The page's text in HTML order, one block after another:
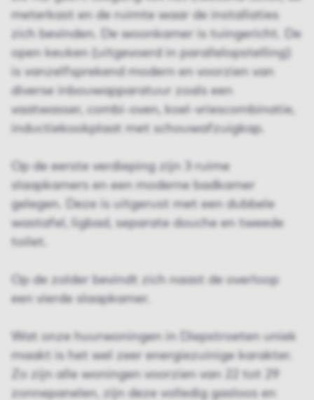
meterkast en de ruimte waar de installaties
zich bevinden. De woonkamer is tuingericht. De
open keuken (uitgevoerd in parallelopstelling)
is vanzelfsprekend modern en voorzien van
diverse inbouwapparatuur zoals een
vaatwasser, combi-oven, koel-vriescombinatie,
inductiekookplaat met schouwafzuigkap.
Op de eerste verdieping zijn 3 ruime
slaapkamers en een moderne badkamer
gelegen. Deze is uitgerust met een dubbele
wastafel, ligbad, separate douche en tweede
toilet.
Op de zolder bevindt zich naast de overloop
een vierde slaapkamer.
Wat onze huurwoningen in Diepstroeten uniek
maakt is het wel zeer energiezuinige karakter.
Zo zijn alle woningen voorzien van 22 tot 29
zonnepanelen, zijn deze volledig gasloos en